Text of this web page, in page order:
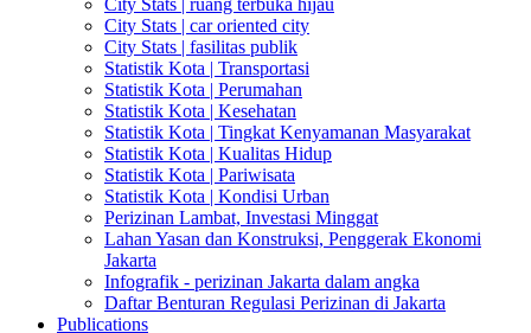
City Stats | ruang terbuka hijau
City Stats | car oriented city
City Stats | fasilitas publik
Statistik Kota | Transportasi
Statistik Kota | Perumahan
Statistik Kota | Kesehatan
Statistik Kota | Tingkat Kenyamanan Masyarakat
Statistik Kota | Kualitas Hidup
Statistik Kota | Pariwisata
Statistik Kota | Kondisi Urban
Perizinan Lambat, Investasi Minggat
Lahan Yasan dan Konstruksi, Penggerak Ekonomi
Jakarta
Infografik - perizinan Jakarta dalam angka
Daftar Benturan Regulasi Perizinan di Jakarta
Publications